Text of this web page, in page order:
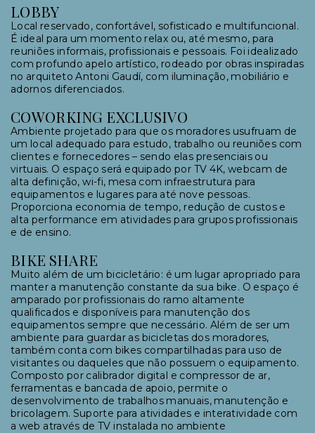
LOBBY
Local reservado, confortável, sofisticado e multifuncional.
É ideal para um momento relax ou, até mesmo, para
reuniões informais, profissionais e pessoais. Foi idealizado
com profundo apelo artístico, rodeado por obras inspiradas
no arquiteto Antoni Gaudí, com iluminação, mobiliário e
adornos diferenciados.
COWORKING EXCLUSIVO
Ambiente projetado para que os moradores usufruam de
um local adequado para estudo, trabalho ou reuniões com
clientes e fornecedores – sendo elas presenciais ou
virtuais. O espaço será equipado por TV 4K, webcam de
alta definição, wi-fi, mesa com infraestrutura para
equipamentos e lugares para até nove pessoas.
Proporciona economia de tempo, redução de custos e
alta performance em atividades para grupos profissionais
e de ensino.
BIKE SHARE
Muito além de um bicicletário: é um lugar apropriado para
manter a manutenção constante da sua bike. O espaço é
amparado por profissionais do ramo altamente
qualificados e disponíveis para manutenção dos
equipamentos sempre que necessário. Além de ser um
ambiente para guardar as bicicletas dos moradores,
também conta com bikes compartilhadas para uso de
visitantes ou daqueles que não possuem o equipamento.
Composto por calibrador digital e compressor de ar,
ferramentas e bancada de apoio, permite o
desenvolvimento de trabalhos manuais, manutenção e
bricolagem. Suporte para atividades e interatividade com
a web através de TV instalada no ambiente